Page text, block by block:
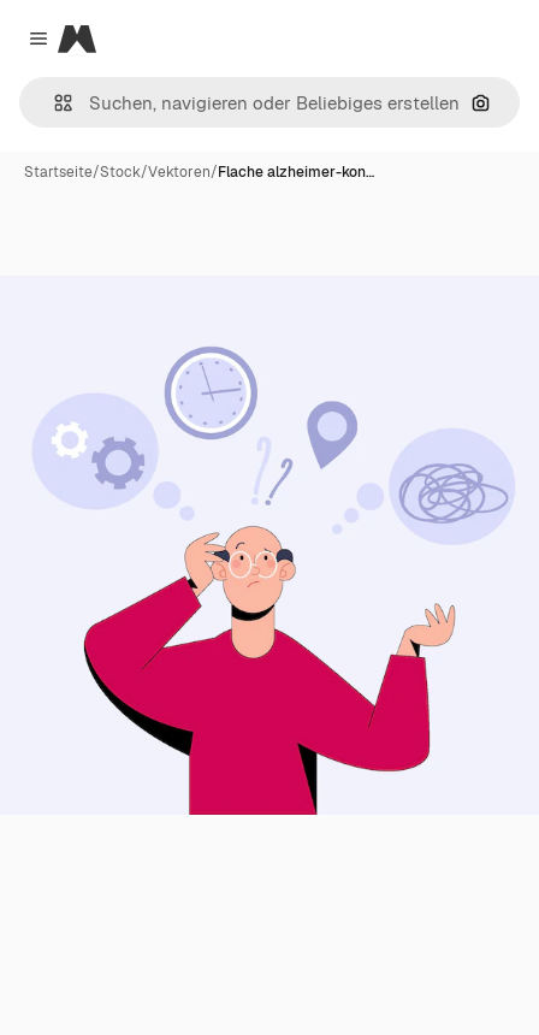
Close menu
Magnific
Nach
Startseite/Stock/Vektoren/Flache alzheimer-kon…